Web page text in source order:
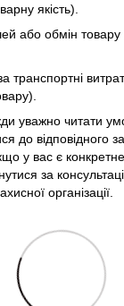
якість).
або обмін товару
транспортні
уважно читати
до відповідного
у вас є
за
організації.